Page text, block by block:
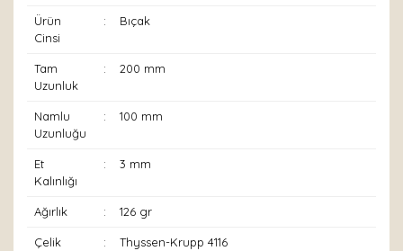
Ürün
Cinsi
: Bıçak
Tam
Uzunluk
: 200 mm
Namlu
Uzunluğu
: 100 mm
Et
Kalınlığı
: 3 mm
Ağırlık : 126 gr
Çelik
: Thyssen-Krupp 4116